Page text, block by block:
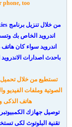
phone, too
اندرويد الخاص بك
اندرويد سواء كان
باحدث اصدارات
تستطيع من خلال تحميل
الصوتية وملفات
هاتف الذكى
تقنية البلوتوث لكى